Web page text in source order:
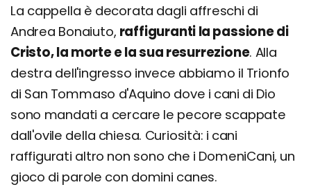
La cappella è decorata dagli affreschi di
Andrea Bonaiuto, raffiguranti la passione di
Cristo, la morte e la sua resurrezione. Alla
destra dell'ingresso invece abbiamo il Trionfo
di San Tommaso d'Aquino dove i cani di Dio
sono mandati a cercare le pecore scappate
dall'ovile della chiesa. Curiosità: i cani
raffigurati altro non sono che i DomeniCani, un
gioco di parole con domini canes.